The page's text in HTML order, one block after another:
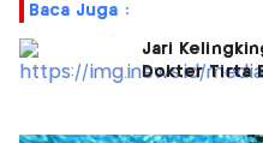
Baca Juga :
Jari
Dokter Tirta